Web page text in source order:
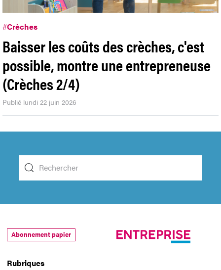
#Crèches
Baisser les coûts des crèches, c'est
possible, montre une entrepreneuse
(Crèches 2/4)
Publié lundi 22 juin 2026
Rubriques
Abonnement papier